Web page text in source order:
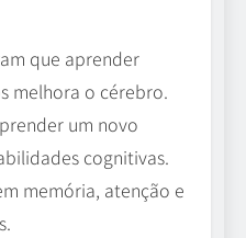
que aprender
melhora o cérebro.
um novo
cognitivas.
memória, atenção e